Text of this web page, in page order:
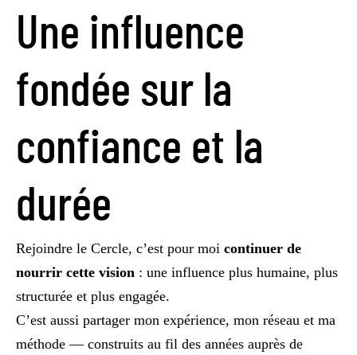
Une influence
fondée sur la
confiance et la
durée
Rejoindre le Cercle, c’est pour moi continuer de
nourrir cette vision : une influence plus humaine, plus
structurée et plus engagée.
C’est aussi partager mon expérience, mon réseau et ma
méthode — construits au fil des années auprès de